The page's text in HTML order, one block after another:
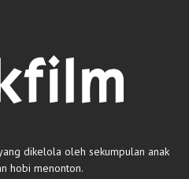
dikelola oleh sekumpulan anak
hobi menonton.